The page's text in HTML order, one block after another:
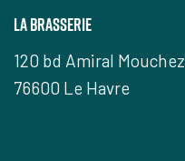
la brasserie
120 bd Amiral Mouchez
76600 Le Havre